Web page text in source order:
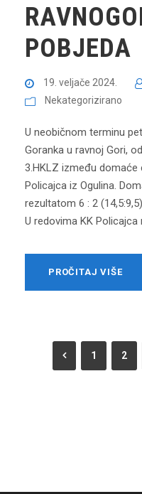
POBJEDA
19. veljače 2024.
Nekategorizirano
U neobičnom terminu
Goranka u ravnoj Gori,
3.HKLZ između domaće
Policajca iz Ogulina.
rezultatom 6 : 2
U redovima KK Policajca
PROČITAJ VIŠE
1 2